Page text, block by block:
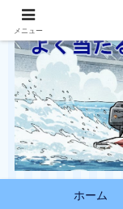
ホーム
メニュー